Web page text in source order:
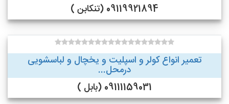
09119921894 (تنکابن )
تعمیر انواع کولر و اسپلیت و یخچال و لباسشویی
درمحل...
09111159031 (بابل )